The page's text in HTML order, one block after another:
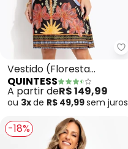
Vestido (Floresta
Colorida) em Malha Fria
QUINTESS
A partir deR$ 149,99
ou 3xde R$ 49,99sem juros
-18%